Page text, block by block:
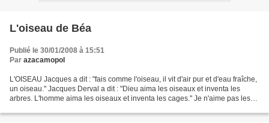
L'oiseau de Béa
Publié le 30/01/2008 à 15:51
Par azacamopol
L'OISEAU Jacques a dit : "fais comme l'oiseau, il vit d'air pur et d'eau fraîche,
un oiseau." Jacques Derval a dit : "Dieu aima les oiseaux et inventa les
arbres. L'homme aima les oiseaux et inventa les cages." Je n'aime pas les